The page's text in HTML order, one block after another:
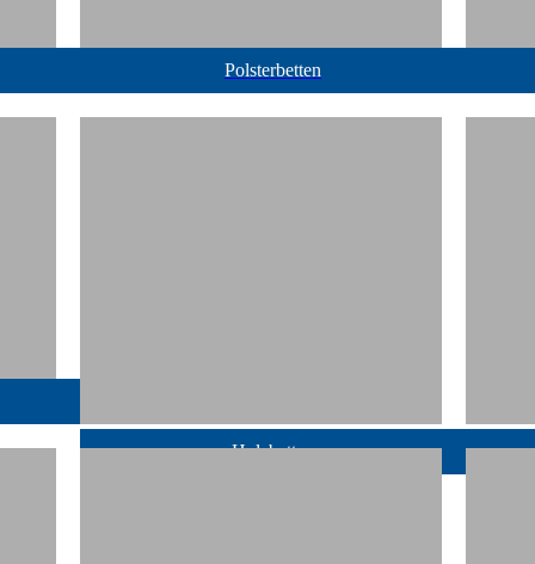
Polsterbetten
Holzbetten